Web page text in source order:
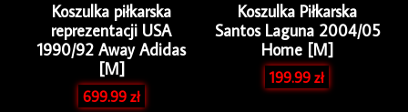
Koszulka piłkarska
reprezentacji USA
1990/92 Away Adidas
[M]
699.99zł
Koszulka Piłkarska
Santos Laguna 2004/05
Home [M]
199.99zł